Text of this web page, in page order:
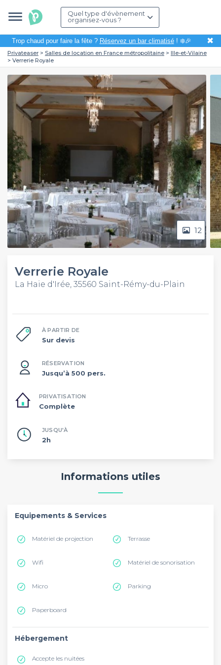
Quel type d'évènement
organisez-vous ?
Trop chaud pour faire la fête ? Réservez un bar climatisé! ❄️🎉 ✖
Privateaser Salles de location en France métropolitaine
Ille-et-Vilaine
Verrerie Royale
12
Verrerie Royale
La Haie d'Irée, 35560 Saint-Rémy-du-Plain
À PARTIR DE
Sur devis
RÉSERVATION
Jusqu’à 500 pers.
PRIVATISATION
Complète
JUSQU'À
2h
Informations utiles
Equipements & Services
Matériel de projection Terrasse
Wifi Matériel de sonorisation
Micro Parking
Paperboard
Hébergement
Accepte les nuitées